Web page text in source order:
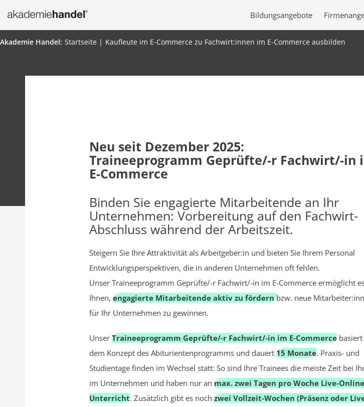
Bildungsangebote
Startseite Kaufleute im E-Commerce zu Fachwirt:innen im E-Commerce ausbilden
Neu seit Dezember 2025:
Traineeprogramm Geprüfte/-r Fachwirt/-in
E-Commerce
Binden Sie engagierte Mitarbeitende an Ihr
Unternehmen: Vorbereitung auf den Fachwirt-
Abschluss während der Arbeitszeit.
Steigern Sie Ihre Attraktivität als Arbeitgeber:in und bieten Sie Ihrem Personal
Entwicklungsperspektiven, die in anderen Unternehmen oft fehlen.
Unser Traineeprogramm Geprüfte/-r Fachwirt/-in im E-Commerce ermöglicht
Ihnen, engagierte Mitarbeitende aktiv zu fördernbzw. neue
für Ihr Unternehmen zu gewinnen.
Unser Traineeprogramm Geprüfte/-r Fachwirt/-in im E-Commerce
dem Konzept des Abiturientenprogramms und dauert 15 Monate. Praxis- und
Studientage finden im Wechsel statt: So sind Ihre Trainees die meiste Zeit bei
im Unternehmen und haben nur an max. zwei Tagen pro Woche Live-
Unterricht. Zusätzlich gibt es noch zwei Vollzeit-Wochen (Präsenz oder